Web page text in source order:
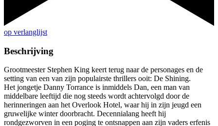
op verlanglijst
Beschrijving
Grootmeester Stephen King keert terug naar de personages en de
setting van een van zijn populairste thrillers ooit: De Shining.
Het jongetje Danny Torrance is inmiddels Dan, een man van
middelbare leeftijd die nog steeds wordt achtervolgd door de
herinneringen aan het Overlook Hotel, waar hij in zijn jeugd een
gruwelijke winter doorbracht. Decennialang heeft hij
rondgezworven in een poging te ontsnappen aan zijn vaders erfenis